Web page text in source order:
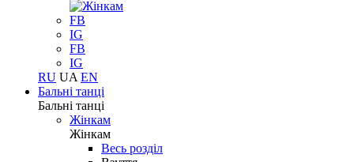
FB
IG
FB
IG
RU UA EN
Бальні танці
Бальні танці
Жінкам
Жінкам
Весь розділ